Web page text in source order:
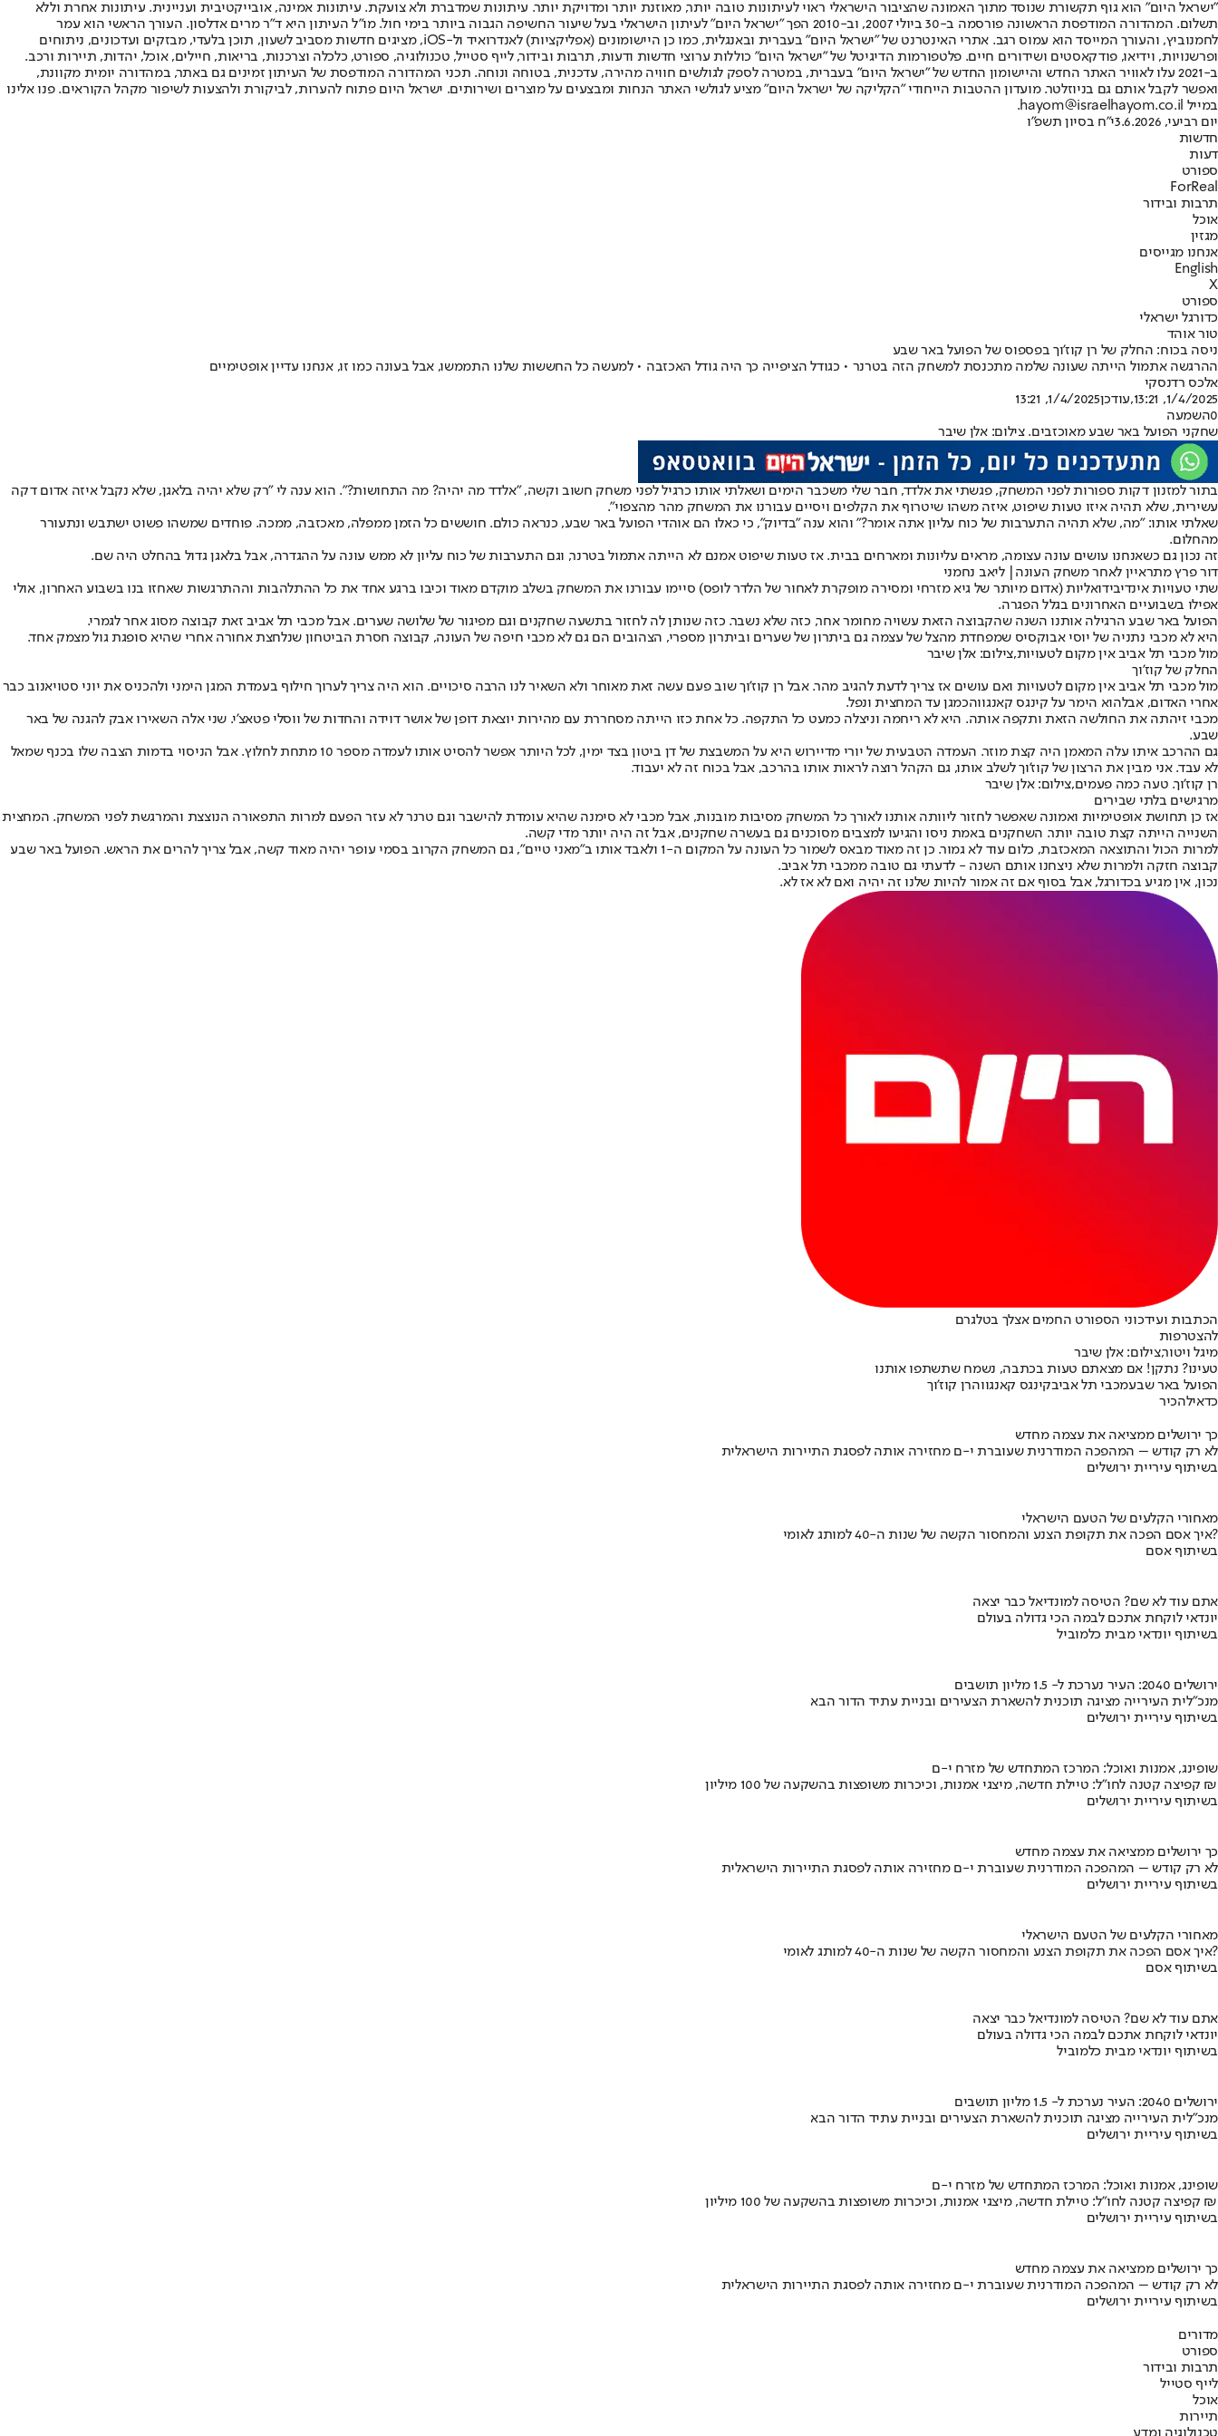
"ישראל היום" הוא גוף תקשורת שנוסד מתוך האמונה שהציבור הישראלי ראוי לעיתונות טובה יותר, מאוזנת יותר ומדויקת יותר. עיתונות שמדברת ולא צועקת. עיתונות אמינה, אובייקטיבית ועניינית. עיתונות אחרת וללא
תשלום. המהדורה המודפסת הראשונה פורסמה ב-30 ביולי 2007, וב-2010 הפך "ישראל היום" לעיתון הישראלי בעל שיעור החשיפה הגבוה ביותר בימי חול. מו"ל העיתון היא ד"ר מרים אדלסון. העורך הראשי הוא עמר
לחמנוביץ, והעורך המייסד הוא עמוס רגב. אתרי האינטרנט של "ישראל היום" בעברית ובאנגלית, כמו כן היישומונים (אפליקציות) לאנדרואיד ול-iOS, מציגים חדשות מסביב לשעון, תוכן בלעדי, מבזקים ועדכונים, ניתוחים
ופרשנויות, וידיאו, פודקאסטים ושידורים חיים. פלטפורמות הדיגיטל של "ישראל היום" כוללות ערוצי חדשות ודעות, תרבות ובידור, לייף סטייל, טכנולוגיה, ספורט, כלכלה וצרכנות, בריאות, חיילים, אוכל, יהדות, תיירות ורכב.
ב-2021 עלו לאוויר האתר החדש והיישומון החדש של "ישראל היום" בעברית, במטרה לספק לגולשים חוויה מהירה, עדכנית, בטוחה ונוחה. תכני המהדורה המודפסת של העיתון זמינים גם באתר, במהדורה יומית מקוונת,
ואפשר לקבל אותם גם בניוזלטר. מועדון ההטבות הייחודי "הקליקה של ישראל היום" מציע לגולשי האתר הנחות ומבצעים על מוצרים ושירותים. ישראל היום פתוח להערות, לביקורת ולהצעות לשיפור מקהל הקוראים. פנו אלינו
במייל hayom@israelhayom.co.il.
יום רביעי, 3.6.2026
י"ח בסיון תשפ"ו
חדשות
דעות
ספורט
ForReal
תרבות ובידור
אוכל
מגזין
אנחנו מגייסים
English
X
ספורט
כדורגל ישראלי
טור אוהד
ניסה בכוח: החלק של רן קוז'וך בפספוס של הפועל באר שבע
ההרגשה אתמול הייתה שעונה שלמה מתכנסת למשחק הזה בטרנר • כגודל הציפייה כך היה גודל האכזבה • למעשה כל החששות שלנו התממשו, אבל בעונה כמו זו, אנחנו עדיין אופטימיים
אלכס רדנסקי
1/4/2025, 13:21
,עודכן1/4/2025, 13:21
0השמעה
שחקני הפועל באר שבע מאוכזבים. צילום: אלן שיבר
בתור למזנון דקות ספורות לפני המשחק, פגשתי את אלדד, חבר שלי משכבר הימים ושאלתי אותו כרגיל לפני משחק חשוב וקשה, "אלדד מה יהיה? מה התחושות?". הוא ענה לי "רק שלא יהיה בלאגן, שלא נקבל איזה אדום דקה
עשירית, שלא תהיה איזו טעות שיפוט, איזה משהו שיטרוף את הקלפים ויסיים עבורנו את המשחק מהר מהצפוי".
שאלתי אותו: "מה, שלא תהיה התערבות של כוח עליון אתה אומר?" והוא ענה "בדיוק", כי כאלו הם אוהדי הפועל באר שבע, כנראה כולם. חוששים כל הזמן ממפלה, מאכזבה, ממכה. פוחדים שמשהו פשוט ישתבש ונתעורר
מהחלום.
זה נכון גם כשאנחנו עושים עונה עצומה, מראים עליונות ומארחים בבית. אז טעות שיפוט אמנם לא הייתה אתמול בטרנר, וגם התערבות של כוח עליון לא ממש עונה על ההגדרה, אבל בלאגן גדול בהחלט היה שם.
דור פרץ מתראיין לאחר משחק העונה| ליאב נחמני
שתי טעויות אינדיבידואליות (אדום מיותר של גיא מזרחי ומסירה מופקרת לאחור של הלדר לופס) סיימו עבורנו את המשחק בשלב מוקדם מאוד וכיבו ברגע אחד את כל ההתלהבות וההתרגשות שאחזו בנו בשבוע האחרון, אולי
אפילו בשבועיים האחרונים בגלל הפגרה.
הפועל באר שבע הרגילה אותנו השנה שהקבוצה הזאת עשויה מחומר אחר, כזה שלא נשבר. כזה שנותן לה לחזור בתשעה שחקנים וגם מפיגור של שלושה שערים. אבל מכבי תל אביב זאת קבוצה מסוג אחר לגמרי.
היא לא מכבי נתניה של יוסי אבוקסיס שמפחדת מהצל של עצמה גם ביתרון של שערים וביתרון מספרי, הצהובים הם גם לא מכבי חיפה של העונה, קבוצה חסרת הביטחון שנלחצת אחורה אחרי שהיא סופגת גול מצמק אחד.
מול מכבי תל אביב אין מקום לטעויות,צילום: אלן שיבר
החלק של קוז'וך
מול מכבי תל אביב אין מקום לטעויות ואם עושים אז צריך לדעת להגיב מהר. אבל רן קוז'וך שוב פעם עשה זאת מאוחר ולא השאיר לנו הרבה סיכויים. הוא היה צריך לערוך חילוף בעמדת המגן הימני ולהכניס את יוני סטויאנוב כבר
אחרי האדום, אבלהוא הימר על קינגס קאנגווהכמגן עד המחצית ונפל.
מכבי זיהתה את החולשה הזאת ותקפה אותה. היא לא ריחמה וניצלה כמעט כל התקפה. כל אחת כזו הייתה מסחררת עם מהירות יוצאת דופן של אושר דוידה והחדות של ווסלי פטאצ'י. שני אלה השאירו אבק להגנה של באר
שבע.
גם ההרכב איתו עלה המאמן היה קצת מוזר. העמדה הטבעית של יורי מדיירוש היא על המשבצת של דן ביטון בצד ימין, לכל היותר אפשר להסיט אותו לעמדה מספר 10 מתחת לחלוץ. אבל הניסוי בדמות הצבה שלו בכנף שמאל
לא עבד. אני מבין את הרצון של קוז'וך לשלב אותו, גם הקהל רוצה לראות אותו בהרכב, אבל בכוח זה לא יעבוד.
רן קוז'וך. טעה כמה פעמים,צילום: אלן שיבר
מרגישים בלתי שבירים
אז כן תחושת אופטימיות ואמונה שאפשר לחזור ליוותה אותנו לאורך כל המשחק מסיבות מובנות, אבל מכבי לא סימנה שהיא עומדת להישבר וגם טרנר לא עזר הפעם למרות התפאורה הנוצצת והמרגשת לפני המשחק. המחצית
השנייה הייתה קצת טובה יותר. השחקנים באמת ניסו והגיעו למצבים מסוכנים גם בעשרה שחקנים, אבל זה היה יותר מדי קשה.
למרות הכול והתוצאה המאכזבת, כלום עוד לא גמור. כן זה מאוד מבאס לשמור כל העונה על המקום ה-1 ולאבד אותו ב"מאני טיים", גם המשחק הקרוב בסמי עופר יהיה מאוד קשה, אבל צריך להרים את הראש. הפועל באר שבע
קבוצה חזקה ולמרות שלא ניצחנו אותם השנה - לדעתי גם טובה ממכבי תל אביב.
נכון, אין מגיע בכדורגל, אבל בסוף אם זה אמור להיות שלנו זה יהיה ואם לא אז לא.
הכתבות ועידכוני הספורט החמים אצלך בטלגרם
להצטרפות
מיגל ויטור,צילום: אלן שיבר
טעינו? נתקן! אם מצאתם טעות בכתבה, נשמח שתשתפו אותנו
הפועל באר שבעמכבי תל אביבקינגס קאנגווהרן קוז'וך
כדאילהכיר
כך ירושלים ממציאה את עצמה מחדש
לא רק קודש – המהפכה המודרנית שעוברת י-ם מחזירה אותה לפסגת התיירות הישראלית
בשיתוף עיריית ירושלים
מאחורי הקלעים של הטעם הישראלי
איך אסם הפכה את תקופת הצנע והמחסור הקשה של שנות ה-40 למותג לאומי?
בשיתוף אסם
אתם עוד לא שם? הטיסה למונדיאל כבר יצאה
יונדאי לוקחת אתכם לבמה הכי גדולה בעולם
בשיתוף יונדאי מבית כלמוביל
ירושלים 2040: העיר נערכת ל- 1.5 מליון תושבים
מנכ"לית העירייה מציגה תוכנית להשארת הצעירים ובניית עתיד הדור הבא
בשיתוף עיריית ירושלים
שופינג, אמנות ואוכל: המרכז המתחדש של מזרח י-ם
קפיצה קטנה לחו"ל: טיילת חדשה, מיצגי אמנות, וכיכרות משופצות בהשקעה של 100 מיליון ₪
בשיתוף עיריית ירושלים
כך ירושלים ממציאה את עצמה מחדש
לא רק קודש – המהפכה המודרנית שעוברת י-ם מחזירה אותה לפסגת התיירות הישראלית
בשיתוף עיריית ירושלים
מאחורי הקלעים של הטעם הישראלי
איך אסם הפכה את תקופת הצנע והמחסור הקשה של שנות ה-40 למותג לאומי?
בשיתוף אסם
אתם עוד לא שם? הטיסה למונדיאל כבר יצאה
יונדאי לוקחת אתכם לבמה הכי גדולה בעולם
בשיתוף יונדאי מבית כלמוביל
ירושלים 2040: העיר נערכת ל- 1.5 מליון תושבים
מנכ"לית העירייה מציגה תוכנית להשארת הצעירים ובניית עתיד הדור הבא
בשיתוף עיריית ירושלים
שופינג, אמנות ואוכל: המרכז המתחדש של מזרח י-ם
קפיצה קטנה לחו"ל: טיילת חדשה, מיצגי אמנות, וכיכרות משופצות בהשקעה של 100 מיליון ₪
בשיתוף עיריית ירושלים
כך ירושלים ממציאה את עצמה מחדש
לא רק קודש – המהפכה המודרנית שעוברת י-ם מחזירה אותה לפסגת התיירות הישראלית
בשיתוף עיריית ירושלים
מדורים
ספורט
תרבות ובידור
לייף סטייל
אוכל
תיירות